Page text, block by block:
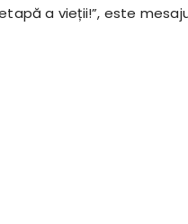
a vieții!”, este